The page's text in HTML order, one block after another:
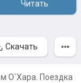
Читать
Скачать
О`Хара. Поездка